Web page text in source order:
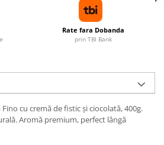
Rate fara Dobanda
prin TBI Bank
cu cremă de fistic și ciocolată, 400g.
Aromă premium, perfect lângă